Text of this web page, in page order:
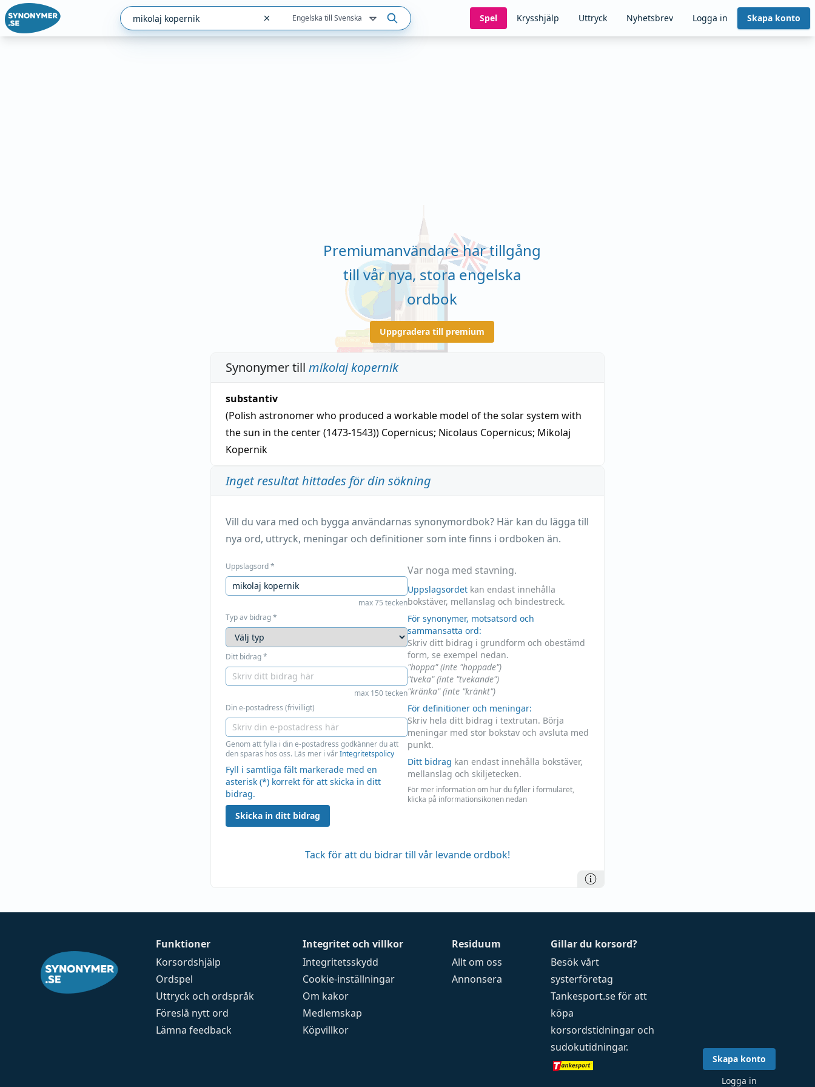
Engelska till Svenska Spel Krysshjälp Uttryck Nyhetsbrev Logga in Skapa konto
Premiumanvändare har tillgång
till vår nya, stora engelska
ordbok
Uppgradera till premium
Synonymer till mikolaj kopernik
substantiv
(Polish astronomer who produced a workable model of the solar system with
the sun in the center (1473-1543)) Copernicus; Nicolaus Copernicus; Mikolaj
Kopernik
Inget resultat hittades för din sökning
Vill du vara med och bygga användarnas synonymordbok? Här kan du lägga till
nya ord, uttryck, meningar och definitioner som inte finns i ordboken än.
Uppslagsord*
max 75 tecken
Typ av bidrag*
Ditt bidrag*
max 150 tecken
Din e-postadress (frivilligt)
Genom att fylla i din e-postadress godkänner du att
den sparas hos oss. Läs mer i vårIntegritetspolicy
Fyll i samtliga fält markerade med en
asterisk (*) korrekt för att skicka in ditt
bidrag.
Skicka in ditt bidrag
Var noga med stavning.
Uppslagsordet kan endast innehålla
bokstäver, mellanslag och bindestreck.
För synonymer, motsatsord och
sammansatta ord:
Skriv ditt bidrag i grundform och obestämd
form, se exempel nedan.
"hoppa" (inte "hoppade")
"tveka" (inte "tvekande")
"kränka" (inte "kränkt")
För definitioner och meningar:
Skriv hela ditt bidrag i textrutan. Börja
meningar med stor bokstav och avsluta med
punkt.
Ditt bidrag kan endast innehålla bokstäver,
mellanslag och skiljetecken.
För mer information om hur du fyller i formuläret,
klicka på informationsikonen nedan
Tack för att du bidrar till vår levande ordbok!
Funktioner
Korsordshjälp
Ordspel
Uttryck och ordspråk
Föreslå nytt ord
Lämna feedback
Integritet och villkor
Integritetsskydd
Cookie-inställningar
Om kakor
Medlemskap
Köpvillkor
Residuum
Allt om oss
Annonsera
Gillar du korsord?
Besök vårt
systerföretag
Tankesport.seför att
köpa
korsordstidningar och
sudokutidningar.
Skapa konto
Logga in